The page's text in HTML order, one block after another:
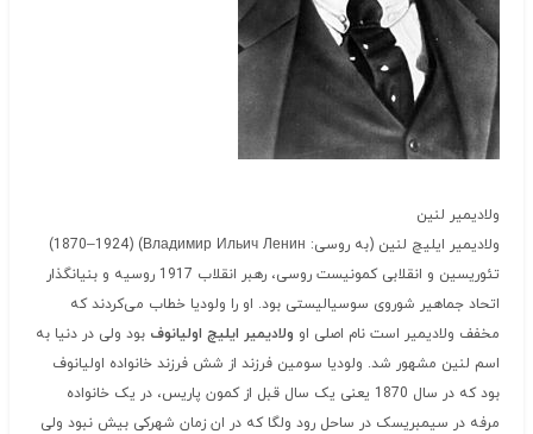
ولادیمیر لنین
ولادیمیر ایلیچ لنین (به روسی: Владимир Ильич Ленин) ‏(1924–1870)
تئوریسین و انقلابی کمونیست روسی، رهبر انقلاب 1917 روسیه و بنیانگذار
اتحاد جماهیر شوروی سوسیالیستی بود. او را ولودیا خطاب می‌کردند که
مخفف ولادیمیر است نام اصلی او ولادیمیر ایلیچ اولیانوف بود ولی در دنیا به
اسم لنین مشهور شد. ولودیا سومین فرزند از شش فرزند خانواده اولیانوف
بود که در سال 1870 یعنی یک سال قبل از کمون پاریس، در یک خانواده
مرفه در سیمبریسک در ساحل رود ولگا که در ان زمان شهرکی بیش نبود ولی